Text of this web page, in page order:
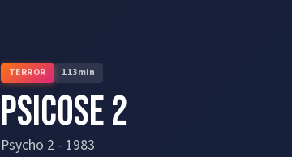
TERROR 113min
Psicose 2
Psycho 2 - 1983